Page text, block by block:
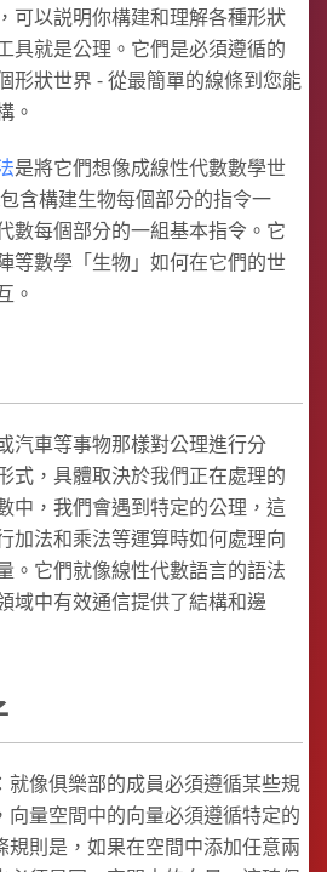
可以説明你構建和理解各種形狀
具就是公理。它們是必須遵循的
形狀世界 - 從最簡單的線條到您能
。
是將它們想像成線性代數數學世
含構建生物每個部分的指令一
數每個部分的一組基本指令。它
等數學「生物」如何在它們的世
。
汽車等事物那樣對公理進行分
式，具體取決於我們正在處理的
中，我們會遇到特定的公理，這
加法和乘法等運算時如何處理向
。它們就像線性代數語言的語法
域中有效通信提供了結構和邊
就像俱樂部的成員必須遵循某些規
向量空間中的向量必須遵循特定的
規則是，如果在空間中添加任意兩